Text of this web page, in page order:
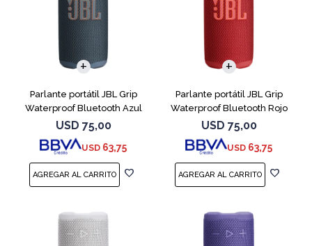
Parlante portátil JBL Grip
Waterproof Bluetooth Azul
USD 75,00
USD 63,75
Parlante portátil JBL Grip
Waterproof Bluetooth Rojo
USD 75,00
USD 63,75